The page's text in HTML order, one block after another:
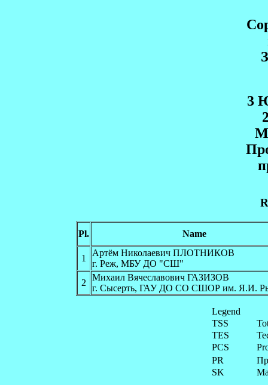
3
Pl. Name
1
Артём Николаевич ПЛОТНИКОВ
г. Реж, МБУ ДО "СШ"
2
Михаил Вячеславович ГАЗИЗОВ
г. Сысерть, ГАУ ДО СО СШОР им. Я.И.
Legend
TSS
TES
PCS
PR
SK